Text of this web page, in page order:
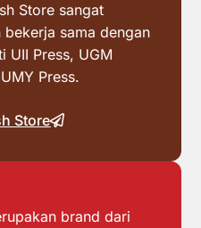
Store sangat
sama dengan
UII Press, UGM
Press.
Store
brand dari